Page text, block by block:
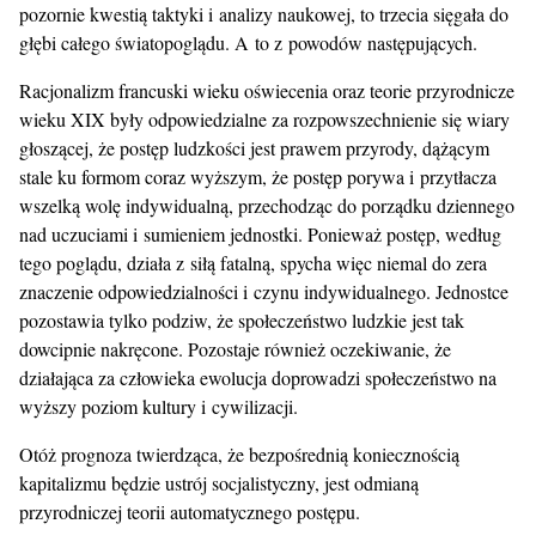
pozornie kwestią taktyki i analizy naukowej, to trzecia sięgała do
głębi całego światopoglądu. A to z powodów następujących.
Racjonalizm francuski wieku oświecenia oraz teorie przyrodnicze
wieku XIX były odpowiedzialne za rozpowszechnienie się wiary
głoszącej, że postęp ludzkości jest prawem przyrody, dążącym
stale ku formom coraz wyższym, że postęp porywa i przytłacza
wszelką wolę indywidualną, przechodząc do porządku dziennego
nad uczuciami i sumieniem jednostki. Ponieważ postęp, według
tego poglądu, działa z siłą fatalną, spycha więc niemal do zera
znaczenie odpowiedzialności i czynu indywidualnego. Jednostce
pozostawia tylko podziw, że społeczeństwo ludzkie jest tak
dowcipnie nakręcone. Pozostaje również oczekiwanie, że
działająca za człowieka ewolucja doprowadzi społeczeństwo na
wyższy poziom kultury i cywilizacji.
Otóż prognoza twierdząca, że bezpośrednią koniecznością
kapitalizmu będzie ustrój socjalistyczny, jest odmianą
przyrodniczej teorii automatycznego postępu.